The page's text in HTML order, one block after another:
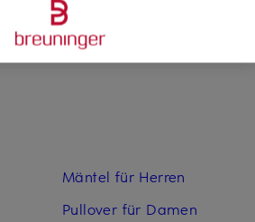
Mäntel für Herren
Pullover für Damen